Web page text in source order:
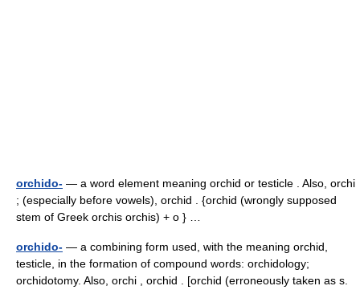
orchido- — a word element meaning orchid or testicle . Also, orchi
; (especially before vowels), orchid . {orchid (wrongly supposed
stem of Greek orchis orchis) + o } …
orchido- — a combining form used, with the meaning orchid,
testicle, in the formation of compound words: orchidology;
orchidotomy. Also, orchi , orchid . [orchid (erroneously taken as s.